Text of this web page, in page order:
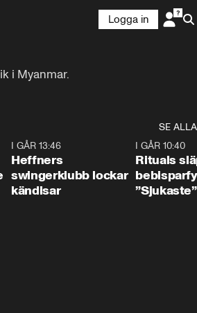
Logga in
i Myanmar.
SE ALLA
I GÅR 13:46
Heffners
swingerklubb lockar
kändisar
I GÅR 10:40
Rituals
”Sjukaste”